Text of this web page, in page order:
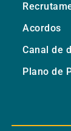
Acordos
Canal de
Plano de